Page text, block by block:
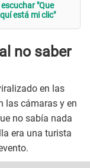
"Que
está mi clic"
no saber
en las
las cámaras y en
no sabía nada
era una turista